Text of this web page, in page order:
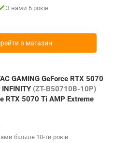
З нами 6 років
в магазин
GAMING GeForce RTX 5070
(ZT-B50710B-10P)
RTX 5070 Ti AMP Extreme
більше 10-ти років